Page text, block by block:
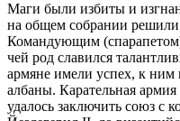
Маги были избиты и
на общем собрании решили
Командующим
чей род славился
армяне имели успех, к ним
албаны. Карательная
удалось заключить союз с